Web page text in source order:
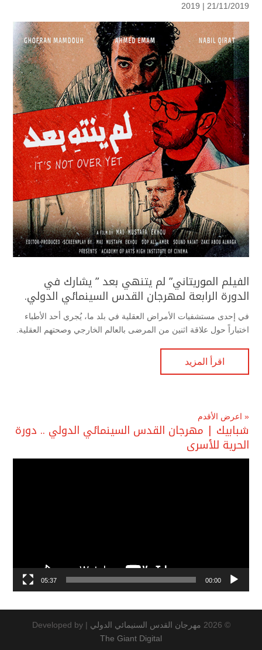
21/11/2019 |
2019
الفيلم الموريتاني” لم يتنهي بعد ” يشارك في
الدورة الرابعة لمهرجان القدس السينمائي الدولي.
في إحدى مستشفيات الأمراض العقلية في بلد ما، يُجري أحد الأطباء
اختباراً حول علاقة اثنين من المرضى بالعالم الخارجي وصحتهم العقلية.
اقرأ المزيد
« اعرض الأقدم
شبابيك | مهرجان القدس السينمائي الدولي .. دورة
الحرية للأسرى
00:00
05:37
© 2026 مهرجان القدس السنيمائي الدولي |
Developed by
The Giant Digital